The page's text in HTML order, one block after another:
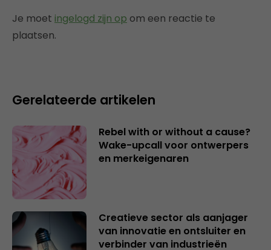
Je moet ingelogd zijn op om een reactie te
plaatsen.
Gerelateerde artikelen
Rebel with or without a cause?
Wake-upcall voor ontwerpers
en merkeigenaren
Creatieve sector als aanjager
van innovatie en ontsluiter en
verbinder van industrieën